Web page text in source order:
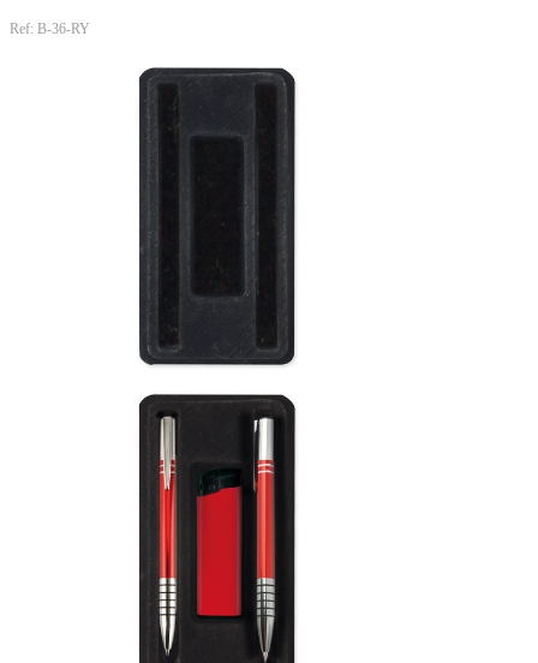
Ref: B-36-RY